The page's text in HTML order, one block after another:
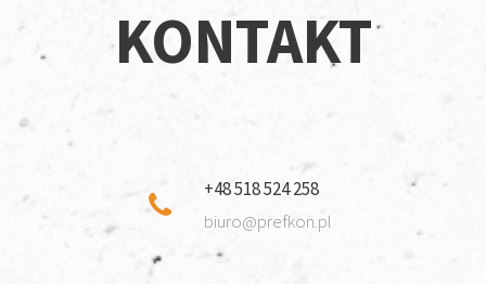
KONTAKT
+48 518 524 258
biuro@prefkon.pl